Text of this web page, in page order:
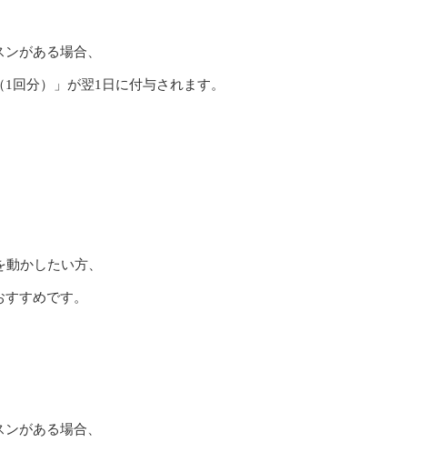
がある場合、
回分）」が翌1日に付与されます。
かしたい方、
すめです。
がある場合、